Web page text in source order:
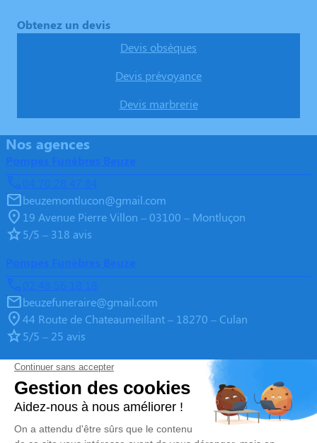
Obtenez un devis
Devis obsèques
Devis prévoyance
Devis marbrerie
Nos agences
Pompes Funèbres Beuze
04 70 28 47 84
beuzemontlucon@gmail.com
19 Avenue Pierre Villon – 03100 – Montluçon
5/5 – 318 avis
Pompes Funèbres Beuze
02 48 56 18 18
beuzefuneraire@gmail.com
44 Route de Chateaumeillant – 18270 – Culan
5/5 – 25 avis
Pompes Funèbres Beuze
05 55 65 05 55
beuzefuneraire@gmail.com
2, Rue de la République – 23600 – Boussac
4.9/5 – 139 avis